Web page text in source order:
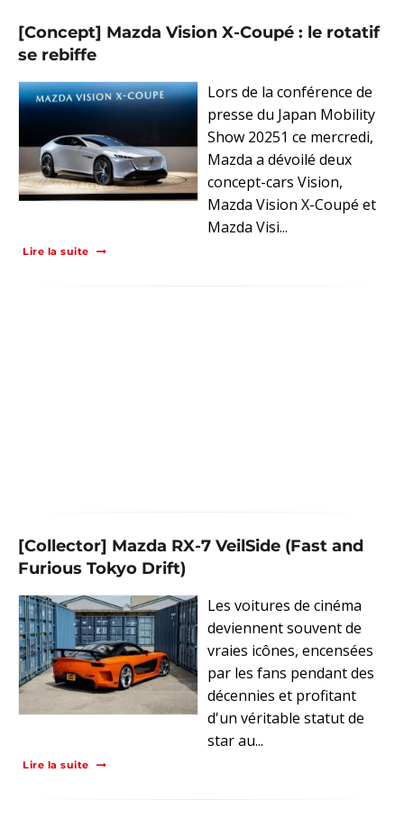
[Concept] Mazda Vision X-Coupé : le rotatif
se rebiffe
Lors de la conférence de
presse du Japan Mobility
Show 20251 ce mercredi,
Mazda a dévoilé deux
concept-cars Vision,
Mazda Vision X-Coupé et
Mazda Visi...
Lire la suite
[Collector] Mazda RX-7 VeilSide (Fast and
Furious Tokyo Drift)
Les voitures de cinéma
deviennent souvent de
vraies icônes, encensées
par les fans pendant des
décennies et profitant
d'un véritable statut de
star au...
Lire la suite